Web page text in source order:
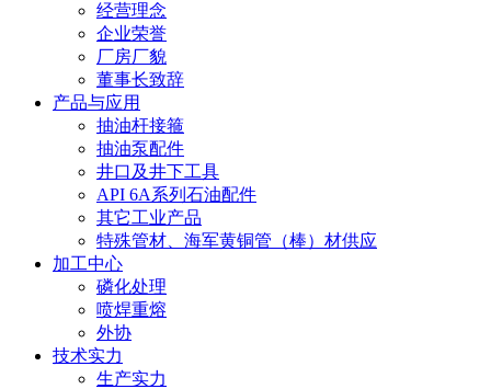
经营理念
企业荣誉
厂房厂貌
董事长致辞
产品与应用
抽油杆接箍
抽油泵配件
井口及井下工具
API 6A系列石油配件
其它工业产品
特殊管材、海军黄铜管（棒）材供应
加工中心
磷化处理
喷焊重熔
外协
技术实力
生产实力